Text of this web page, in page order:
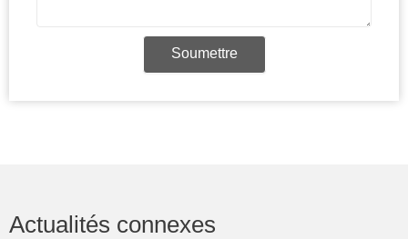
Soumettre
Actualités connexes